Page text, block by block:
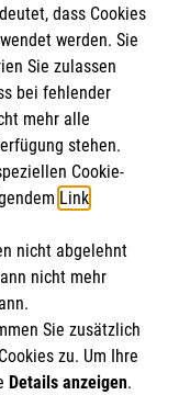
für
Nach Abs. 4 muss
der
werden. Den
im Malteser
dass Cookies
werden. Sie
Sie zulassen
bei fehlender
mehr alle
stehen.
Cookie-
Link.
nicht abgelehnt
nicht mehr
Sie zusätzlich
zu. Um Ihre
Details anzeigen.